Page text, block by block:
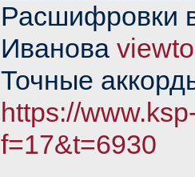
Расшифровки
Иванова
Точные
https://
f=17&t=6930